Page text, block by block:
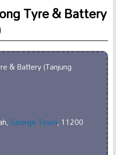
Tyre & Battery
George Town, 11200